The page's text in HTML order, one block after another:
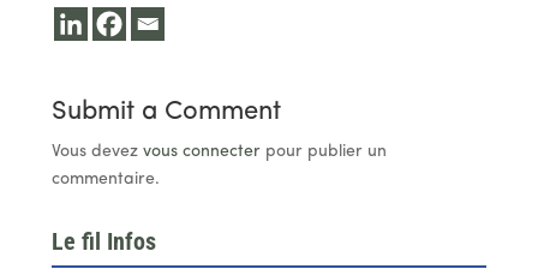
Submit a Comment
Vous devez vous connecterpour publier un
commentaire.
Le fil Infos